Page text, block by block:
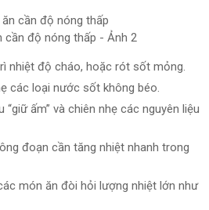
cần độ nóng thấp - Ảnh 2
nhiệt độ cháo, hoặc rót sốt mỏng.
các loại nước sốt không béo.
ấm” và chiên nhẹ các nguyên liệu
đoạn cần tăng nhiệt nhanh trong
món ăn đòi hỏi lượng nhiệt lớn như